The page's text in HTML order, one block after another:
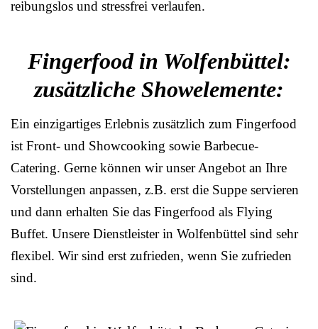
reibungslos und stressfrei verlaufen.
Fingerfood in Wolfenbüttel:
zusätzliche Showelemente:
Ein einzigartiges Erlebnis zusätzlich zum Fingerfood
ist Front- und Showcooking sowie Barbecue-
Catering. Gerne können wir unser Angebot an Ihre
Vorstellungen anpassen, z.B. erst die Suppe servieren
und dann erhalten Sie das Fingerfood als Flying
Buffet. Unsere Dienstleister in Wolfenbüttel sind sehr
flexibel. Wir sind erst zufrieden, wenn Sie zufrieden
sind.